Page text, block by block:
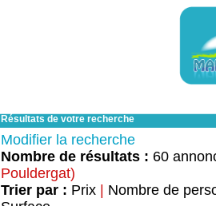
Résultats de votre recherche
Modifier la recherche
Nombre de résultats : 60
Pouldergat)
Trier par : Prix
Nombre de